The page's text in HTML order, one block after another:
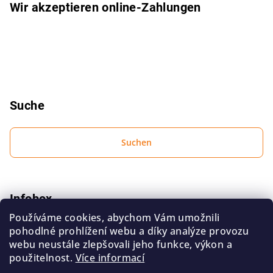
Používáme cookies, abychom Vám umožnili
pohodlné prohlížení webu a díky analýze provozu
webu neustále zlepšovali jeho funkce, výkon a
použitelnost. Více informací
Wir akzeptieren online-Zahlungen
Suche
Suchen
Infobox
Bedingungen zum Schutz personenbezogener Daten
Geschäftsbedingungen
Kontakt